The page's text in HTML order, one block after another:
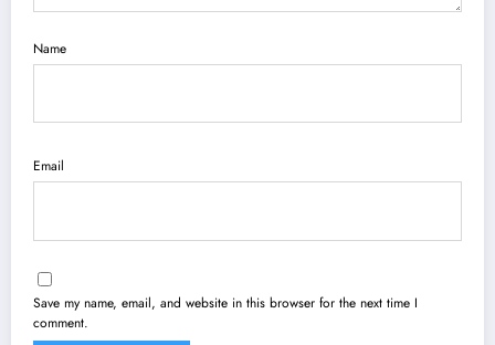
Name
Email
Save my name, email, and website in this browser for the next time I
comment.